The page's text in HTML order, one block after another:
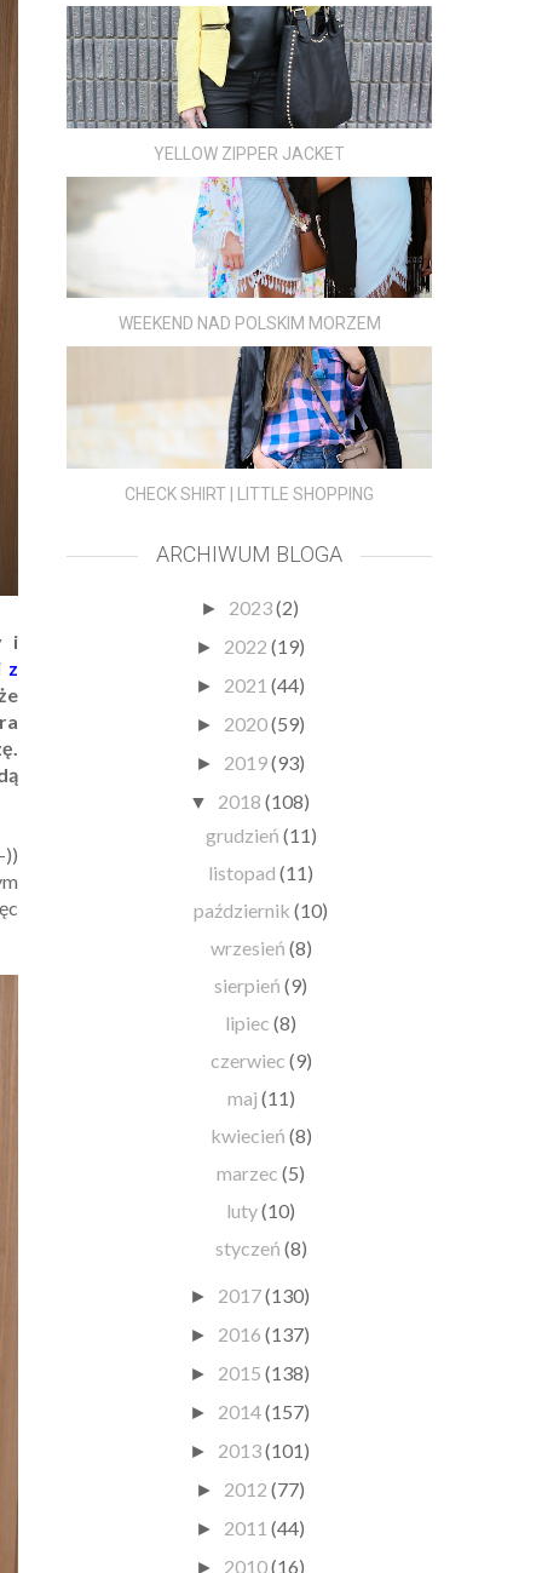
i
z
YELLOW ZIPPER JACKET
WEEKEND NAD POLSKIM MORZEM
CHECK SHIRT | LITTLE SHOPPING
ARCHIWUM BLOGA
► 2023(2)
► 2022 (19)
► 2021 (44)
► 2020(59)
► 2019(93)
▼ 2018 (108)
grudzień (11)
listopad(11)
październik(10)
wrzesień (8)
sierpień(9)
lipiec(8)
czerwiec (9)
maj (11)
kwiecień (8)
marzec(5)
luty(10)
styczeń (8)
► 2017(130)
► 2016 (137)
► 2015 (138)
► 2014(157)
► 2013(101)
► 2012 (77)
► 2011 (44)
► 2010(16)